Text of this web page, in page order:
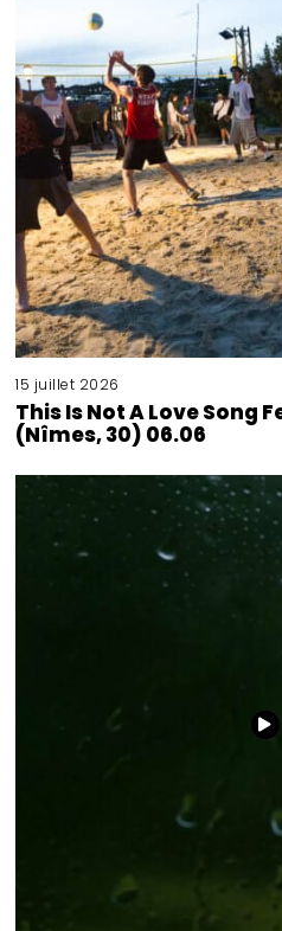
15 juillet 2026
This Is Not A Love Song
(Nîmes, 30) 06.06